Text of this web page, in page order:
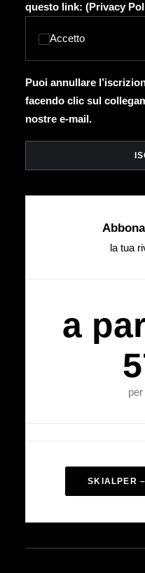
questo link: (Privacy
Accetto
Puoi annullare
facendo clic sul
nostre e-mail.
la tua
a
SKIALPER